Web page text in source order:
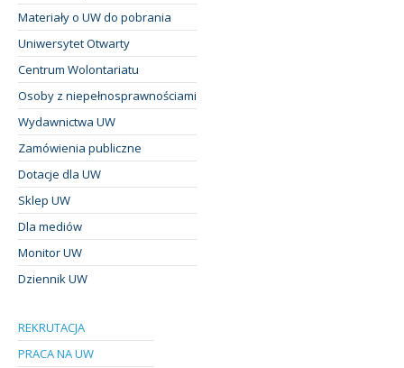
Materiały o UW do pobrania
Uniwersytet Otwarty
Centrum Wolontariatu
Osoby z niepełnosprawnościami
Wydawnictwa UW
Zamówienia publiczne
Dotacje dla UW
Sklep UW
Dla mediów
Monitor UW
Dziennik UW
REKRUTACJA
PRACA NA UW